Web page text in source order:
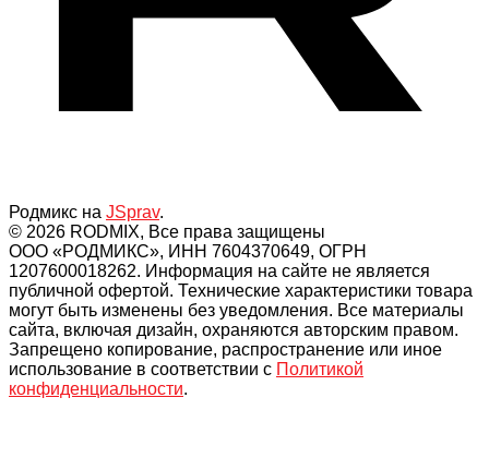
Родмикс на JSprav.
© 2026 RODMIX, Все права защищены
ООО «РОДМИКС», ИНН 7604370649, ОГРН
1207600018262. Информация на сайте не является
публичной офертой. Технические характеристики товара
могут быть изменены без уведомления. Все материалы
сайта, включая дизайн, охраняются авторским правом.
Запрещено копирование, распространение или иное
использование в соответствии с Политикой
конфиденциальности.